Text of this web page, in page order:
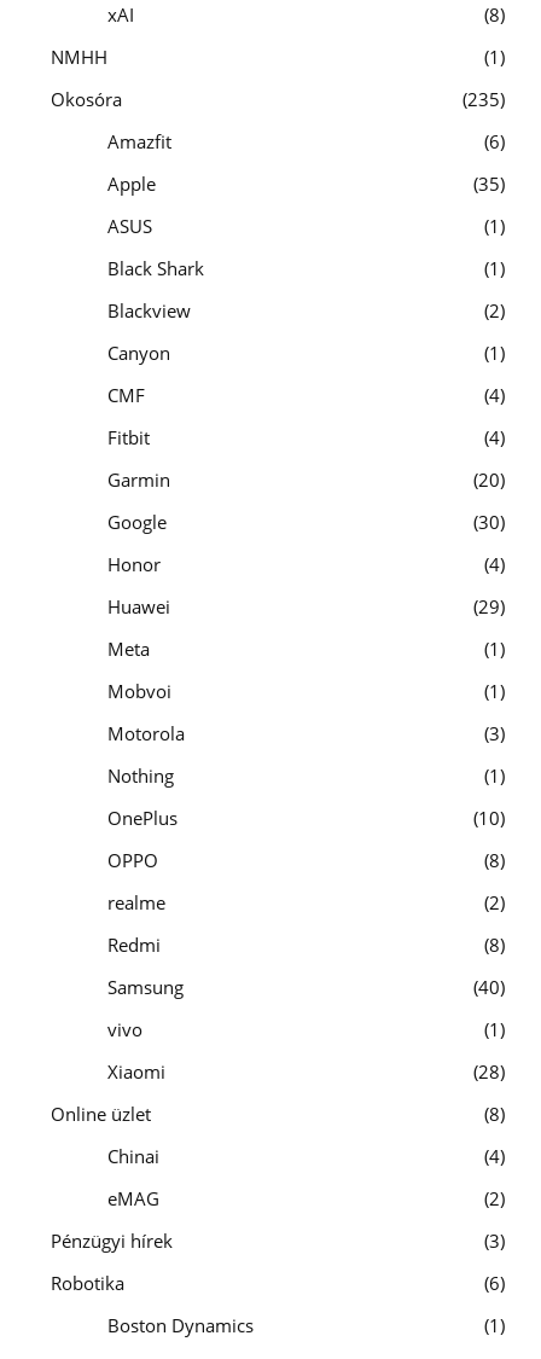
xAI
8
NMHH
1
Okosóra
235
Amazfit
6
Apple
35
ASUS
1
Black Shark
1
Blackview
2
Canyon
1
CMF
4
Fitbit
4
Garmin
20
Google
30
Honor
4
Huawei
29
Meta
1
Mobvoi
1
Motorola
3
Nothing
1
OnePlus
10
OPPO
8
realme
2
Redmi
8
Samsung
40
vivo
1
Xiaomi
28
Online üzlet
8
Chinai
4
eMAG
2
Pénzügyi hírek
3
Robotika
6
Boston Dynamics
1